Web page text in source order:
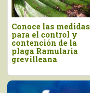
Conoce las medidas
para el control y
contención de la
plaga Ramularia
grevilleana